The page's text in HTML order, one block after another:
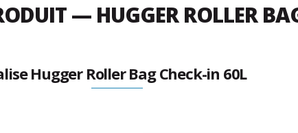
— HUGGER ROLLER
Hugger Roller Bag Check-in 60L